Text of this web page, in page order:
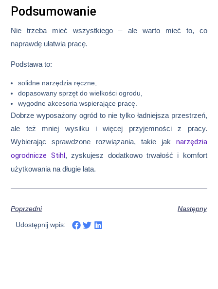
Podsumowanie
Nie trzeba mieć wszystkiego – ale warto mieć to, co
naprawdę ułatwia pracę.
Podstawa to:
solidne narzędzia ręczne,
dopasowany sprzęt do wielkości ogrodu,
wygodne akcesoria wspierające pracę.
Dobrze wyposażony ogród to nie tylko ładniejsza przestrzeń,
ale też mniej wysiłku i więcej przyjemności z pracy.
Wybierając sprawdzone rozwiązania, takie jak narzędzia
ogrodnicze Stihl, zyskujesz dodatkowo trwałość i komfort
użytkowania na długie lata.
Poprzedni Następny
Udostępnij wpis: